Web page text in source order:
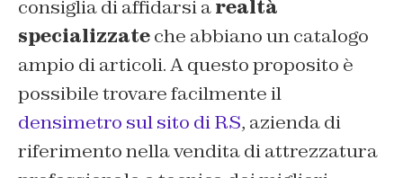
consiglia di affidarsi arealtà
specializzateche abbiano un catalogo
ampio di articoli. A questo proposito è
possibile trovare facilmente il
densimetro sul sito di RS, azienda di
riferimento nella vendita di attrezzatura